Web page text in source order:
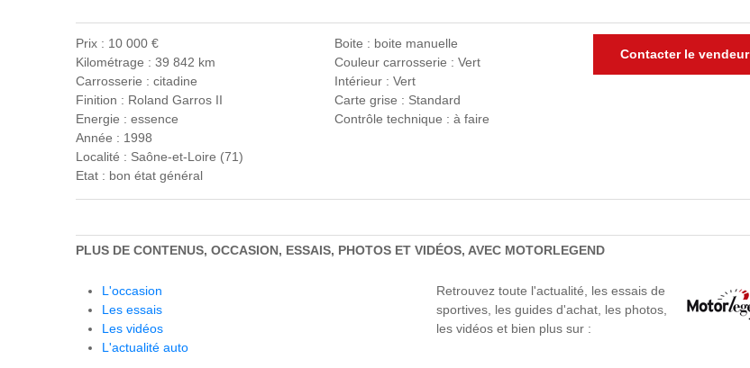
Prix : 10 000 €
Kilométrage : 39 842 km
Carrosserie : citadine
Finition : Roland Garros II
Energie : essence
Année : 1998
Localité : Saône-et-Loire (71)
Etat : bon état général
Boite : boite manuelle
Couleur carrosserie : Vert
Intérieur : Vert
Carte grise : Standard
Contrôle technique : à faire
Contacter le vendeur
PLUS DE CONTENUS, OCCASION, ESSAIS, PHOTOS ET VIDÉOS, AVEC MOTORLEGEND
L'occasion
Les essais
Les vidéos
L'actualité auto
Retrouvez toute l'actualité, les essais de
sportives, les guides d'achat, les photos,
les vidéos et bien plus sur :